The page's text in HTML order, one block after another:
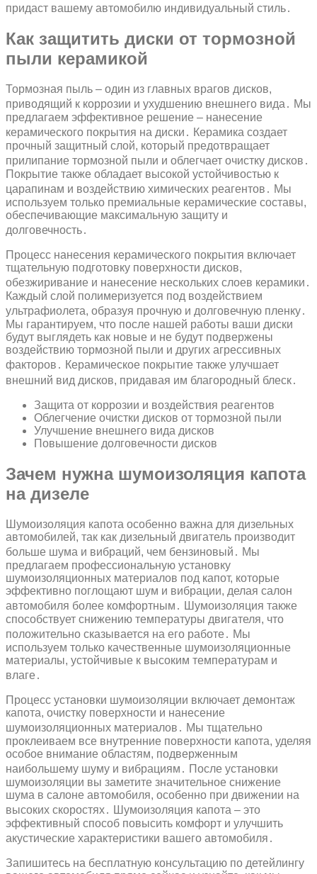
придаст вашему автомобилю индивидуальный стиль․
Как защитить диски от тормозной
пыли керамикой
Тормозная пыль – один из главных врагов дисков,
приводящий к коррозии и ухудшению внешнего вида․ Мы
предлагаем эффективное решение – нанесение
керамического покрытия на диски․ Керамика создает
прочный защитный слой, который предотвращает
прилипание тормозной пыли и облегчает очистку дисков․
Покрытие также обладает высокой устойчивостью к
царапинам и воздействию химических реагентов․ Мы
используем только премиальные керамические составы,
обеспечивающие максимальную защиту и
долговечность․
Процесс нанесения керамического покрытия включает
тщательную подготовку поверхности дисков,
обезжиривание и нанесение нескольких слоев керамики․
Каждый слой полимеризуется под воздействием
ультрафиолета, образуя прочную и долговечную пленку․
Мы гарантируем, что после нашей работы ваши диски
будут выглядеть как новые и не будут подвержены
воздействию тормозной пыли и других агрессивных
факторов․ Керамическое покрытие также улучшает
внешний вид дисков, придавая им благородный блеск․
Защита от коррозии и воздействия реагентов
Облегчение очистки дисков от тормозной пыли
Улучшение внешнего вида дисков
Повышение долговечности дисков
Зачем нужна шумоизоляция капота
на дизеле
Шумоизоляция капота особенно важна для дизельных
автомобилей, так как дизельный двигатель производит
больше шума и вибраций, чем бензиновый․ Мы
предлагаем профессиональную установку
шумоизоляционных материалов под капот, которые
эффективно поглощают шум и вибрации, делая салон
автомобиля более комфортным․ Шумоизоляция также
способствует снижению температуры двигателя, что
положительно сказывается на его работе․ Мы
используем только качественные шумоизоляционные
материалы, устойчивые к высоким температурам и
влаге․
Процесс установки шумоизоляции включает демонтаж
капота, очистку поверхности и нанесение
шумоизоляционных материалов․ Мы тщательно
проклеиваем все внутренние поверхности капота, уделяя
особое внимание областям, подверженным
наибольшему шуму и вибрациям․ После установки
шумоизоляции вы заметите значительное снижение
шума в салоне автомобиля, особенно при движении на
высоких скоростях․ Шумоизоляция капота – это
эффективный способ повысить комфорт и улучшить
акустические характеристики вашего автомобиля․
Запишитесь на бесплатную консультацию по детейлингу